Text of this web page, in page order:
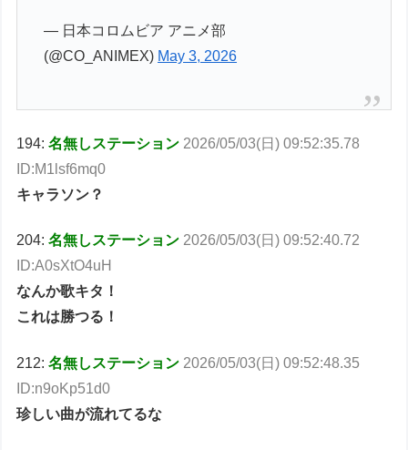
— 日本コロムビア アニメ部
(@CO_ANIMEX) May 3, 2026
194:名無しステーション 2026/05/03(日) 09:52:35.78
ID:M1lsf6mq0
キャラソン？
204:名無しステーション 2026/05/03(日) 09:52:40.72
ID:A0sXtO4uH
なんか歌キタ！
これは勝つる！
212:名無しステーション 2026/05/03(日) 09:52:48.35
ID:n9oKp51d0
珍しい曲が流れてるな